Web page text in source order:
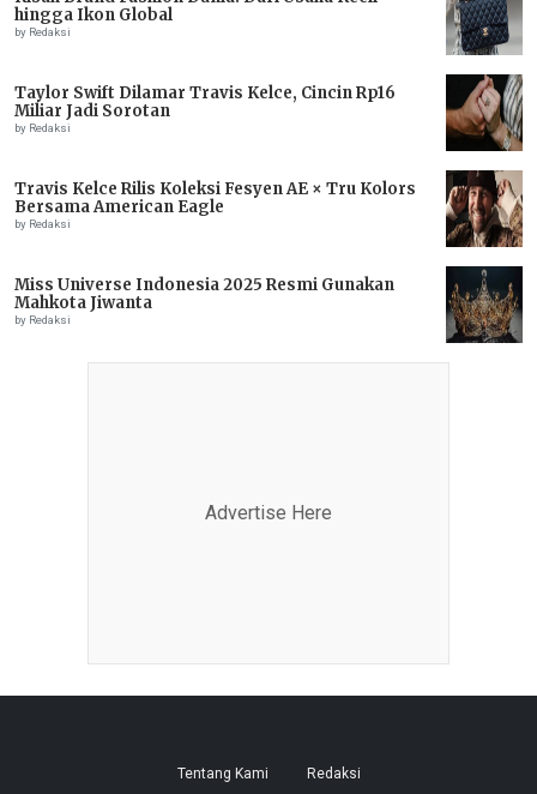
hingga Ikon Global
by Redaksi
Taylor Swift Dilamar Travis Kelce, Cincin Rp16
Miliar Jadi Sorotan
by Redaksi
Travis Kelce Rilis Koleksi Fesyen AE × Tru Kolors
Bersama American Eagle
by Redaksi
Miss Universe Indonesia 2025 Resmi Gunakan
Mahkota Jiwanta
by Redaksi
Advertise Here
Tentang Kami Redaksi